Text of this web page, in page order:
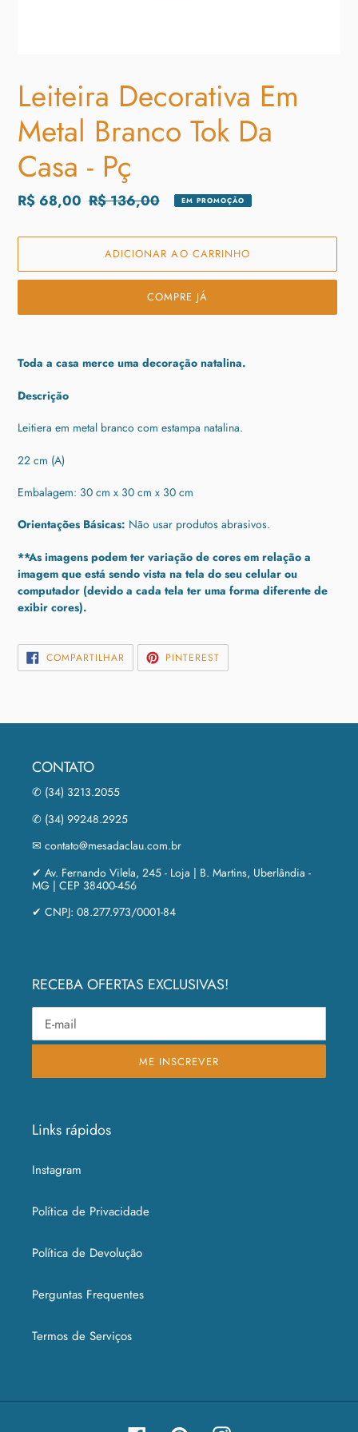
Leiteira Decorativa Em
Metal Branco Tok Da
Casa - Pç
Preço
R$ 68,00 Preço
R$ 136,00 EM PROMOÇÃO
ADICIONAR AO CARRINHO
COMPRE JÁ
o
produto
ao
carrinho
Toda a casa merce uma decoração natalina.
Descrição
Leitiera em metal branco com estampa natalina.
22 cm (A)
Embalagem: 30 cm x 30 cm x 30 cm
Orientações Básicas: Não usar produtos abrasivos.
**As imagens podem ter variação de cores em relação a
imagem que está sendo vista na tela do seu celular ou
computador (devido a cada tela ter uma forma diferente de
exibir cores).
COMPARTILHAR COMPARTILHAR
NO
FACEBOOK
PINTEREST
PIN
CONTATO
✆ (34) 3213.2055
✆ (34) 99248.2925
✉ contato@mesadaclau.com.br
✔ Av. Fernando Vilela, 245 - Loja | B. Martins, Uberlândia -
MG | CEP 38400-456
✔ CNPJ: 08.277.973/0001-84
RECEBA OFERTAS EXCLUSIVAS!
ME INSCREVER
Links rápidos
Instagram
Política de Privacidade
Política de Devolução
Perguntas Frequentes
Termos de Serviços